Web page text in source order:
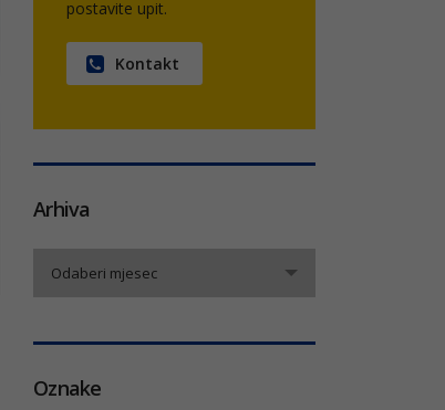
postavite upit.
Kontakt
Arhiva
Odaberi mjesec
Oznake